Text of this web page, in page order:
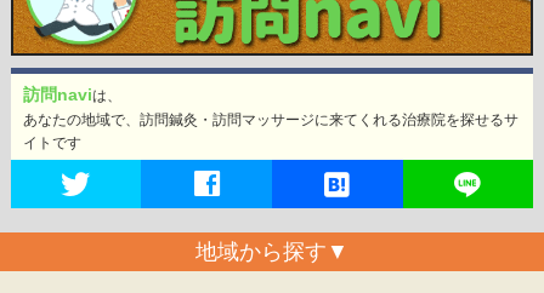
訪問naviは、
あなたの地域で、訪問鍼灸・訪問マッサージに来てくれる治療院を探せるサ
イトです
地域から探す ▼